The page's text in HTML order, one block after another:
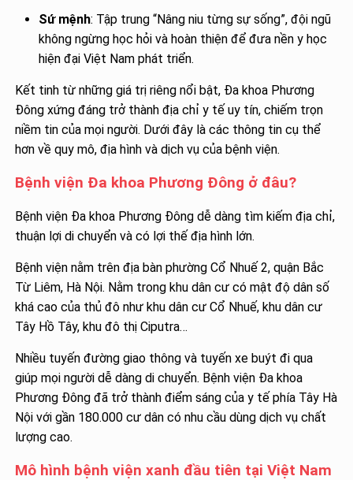
Sứ mệnh: Tập trung “Nâng niu từng sự sống”, đội ngũ
không ngừng học hỏi và hoàn thiện để đưa nền y học
hiện đại Việt Nam phát triển.
Kết tinh từ những giá trị riêng nổi bật, Đa khoa Phương
Đông xứng đáng trở thành địa chỉ y tế uy tín, chiếm trọn
niềm tin của mọi người. Dưới đây là các thông tin cụ thể
hơn về quy mô, địa hình và dịch vụ của bệnh viện.
Bệnh viện Đa khoa Phương Đông ở đâu?
Bệnh viện Đa khoa Phương Đông dễ dàng tìm kiếm địa chỉ,
thuận lợi di chuyển và có lợi thế địa hình lớn.
Bệnh viện nằm trên địa bàn phường Cổ Nhuế 2, quận Bắc
Từ Liêm, Hà Nội. Nằm trong khu dân cư có mật độ dân số
khá cao của thủ đô như khu dân cư Cổ Nhuế, khu dân cư
Tây Hồ Tây, khu đô thị Ciputra…
Nhiều tuyến đường giao thông và tuyến xe buýt đi qua
giúp mọi người dễ dàng di chuyển. Bệnh viện Đa khoa
Phương Đông đã trở thành điểm sáng của y tế phía Tây Hà
Nội với gần 180.000 cư dân có nhu cầu dùng dịch vụ chất
lượng cao.
Mô hình bệnh viện xanh đầu tiên tại Việt Nam